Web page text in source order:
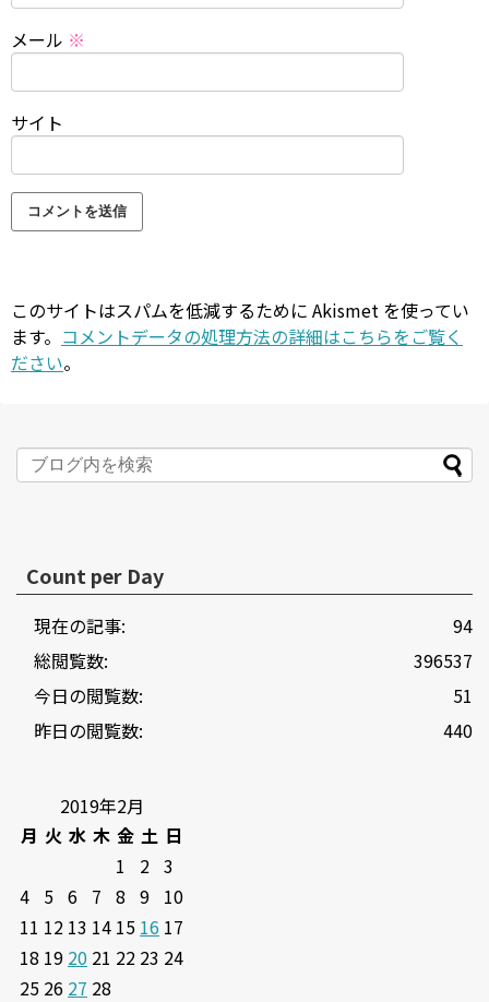
メール ※
サイト
このサイトはスパムを低減するために Akismet を使ってい
ます。 コメントデータの処理方法の詳細はこちらをご覧く
ださい。
Count per Day
94
現在の記事:
396537
総閲覧数:
51
今日の閲覧数:
440
昨日の閲覧数:
2019年2月
月 火 水 木 金 土 日
1
2 3
4 5 6 7 8 9 10
11 12 13 14 15 16 17
18 19 20 21 22 23 24
25 26 27 28